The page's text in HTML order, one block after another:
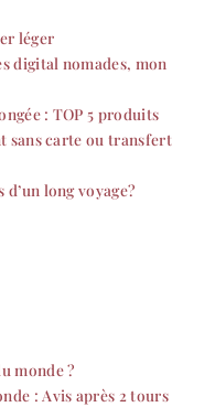
léger
digital nomades, mon
: TOP 5 produits
sans carte ou transfert
long voyage?
monde ?
: Avis après 2 tours